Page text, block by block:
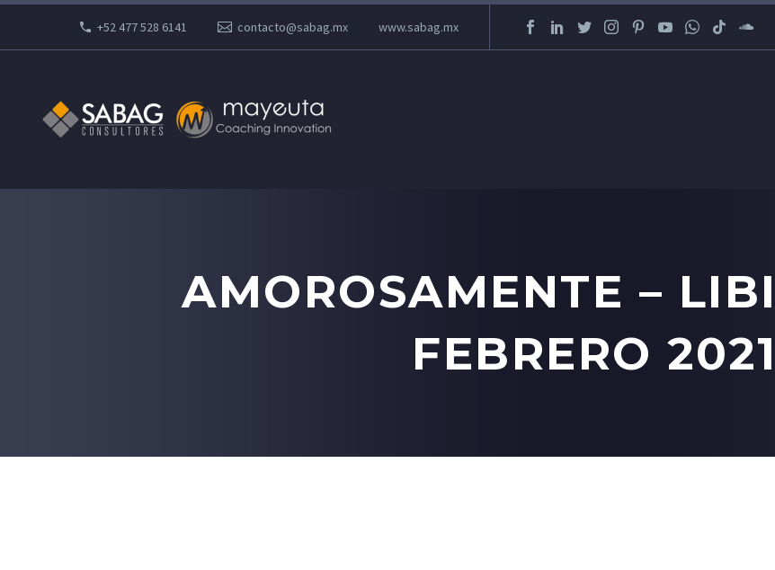
+52 477 528 6141 contacto@sabag.mx www.sabag.mx
AMOROSAMENTE –
FEBRERO